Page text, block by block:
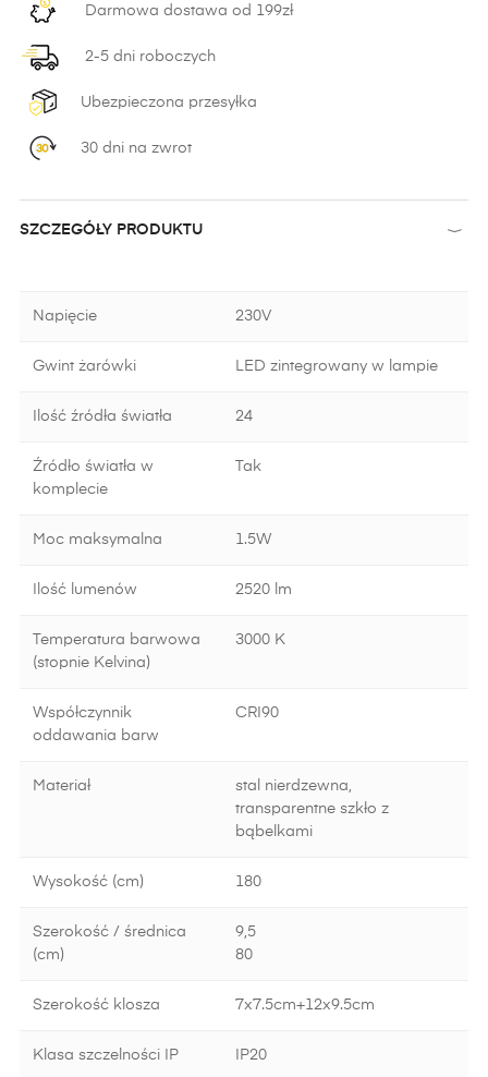
Darmowa dostawa od 199zł
2-5 dni roboczych
Ubezpieczona przesyłka
30 dni na zwrot
SZCZEGÓŁY PRODUKTU
Napięcie 230V
Gwint żarówki LED zintegrowany w lampie
Ilość źródła światła 24
Źródło światła w
komplecie
Tak
Moc maksymalna 1.5W
Ilość lumenów 2520 lm
Temperatura barwowa
(stopnie Kelvina)
3000 K
Współczynnik
oddawania barw
CRI90
Materiał
stal nierdzewna,
transparentne szkło z
bąbelkami
Wysokość (cm) 180
Szerokość / średnica
(cm)
9,5
80
Szerokość klosza 7x7.5cm+12x9.5cm
Klasa szczelności IP IP20